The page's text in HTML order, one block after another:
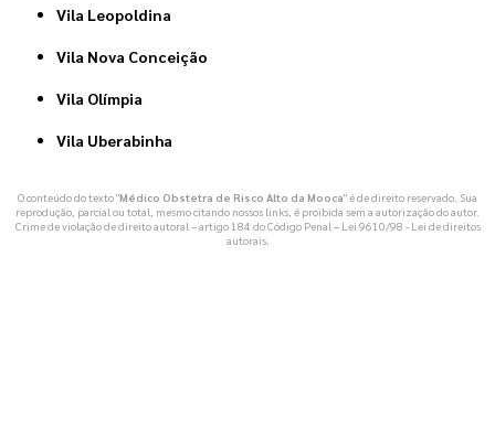
Vila Leopoldina
Vila Nova Conceição
Vila Olímpia
Vila Uberabinha
O conteúdo do texto "Médico Obstetra de Risco Alto da Mooca" é de direito reservado. Sua
reprodução, parcial ou total, mesmo citando nossos links, é proibida sem a autorização do autor.
Crime de violação de direito autoral – artigo 184 do Código Penal – Lei 9610/98 - Lei de direitos
autorais.